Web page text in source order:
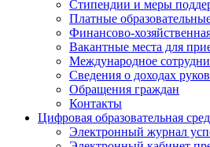
Стипендии и меры
Платные
Финансово-
Вакантные места для
Международное
Сведения о доходах
Обращения граждан
Контакты
Цифровая образовательная
Электронный журнал